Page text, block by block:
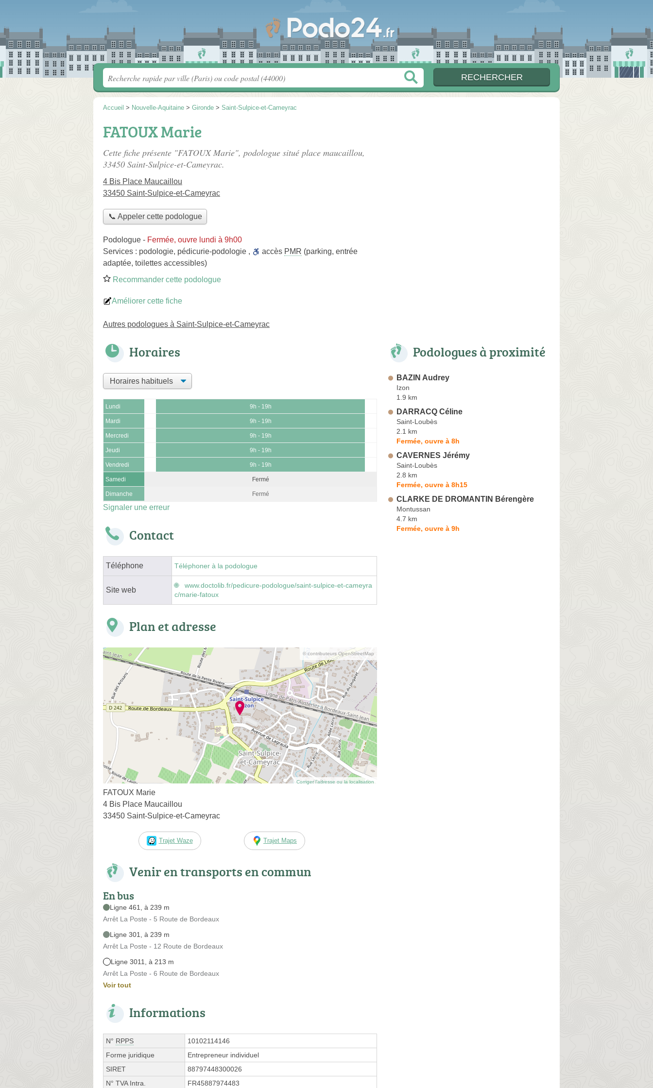
Accueil > Nouvelle-Aquitaine > Gironde > Saint-Sulpice-et-Cameyrac
FATOUX Marie
Cette fiche présente "FATOUX Marie", podologue situé place maucaillou,
33450 Saint-Sulpice-et-Cameyrac.
4 Bis Place Maucaillou
33450 Saint-Sulpice-et-Cameyrac
📞 Appeler cette podologue
Podologue - Fermée, ouvre lundi à 9h00
Services : podologie, pédicurie-podologie , accès PMR (parking, entrée
adaptée, toilettes accessibles)
Recommander cette podologue
Améliorer cette fiche
Autres podologues à Saint-Sulpice-et-Cameyrac
Horaires
Lundi 9h - 19h
Mardi 9h - 19h
Mercredi 9h - 19h
Jeudi 9h - 19h
Vendredi 9h - 19h
Samedi Fermé
Dimanche Fermé
Signaler une erreur
Contact
Téléphone Téléphoner à la podologue
Site web
www.doctolib.fr/pedicure-podologue/saint-sulpice-et-cameyra
c/marie-fatoux
Plan et adresse
© contributeurs OpenStreetMap
Corriger l’adresse ou la localisation
FATOUX Marie
4 Bis Place Maucaillou
33450 Saint-Sulpice-et-Cameyrac
Trajet Waze Trajet Maps
Venir en transports en commun
En bus
Ligne 461, à 239 m
Arrêt La Poste - 5 Route de Bordeaux
Ligne 301, à 239 m
Arrêt La Poste - 12 Route de Bordeaux
Ligne 3011, à 213 m
Arrêt La Poste - 6 Route de Bordeaux
Voir tout
Informations
N° RPPS
10102114146
Forme juridique
Entrepreneur individuel
SIRET
88797448300026
N° TVA Intra.
FR45887974483
Podologues à proximité
BAZIN Audrey
Izon
1.9 km
DARRACQ Céline
Saint-Loubès
2.1 km
Fermée, ouvre à 8h
CAVERNES Jérémy
Saint-Loubès
2.8 km
Fermée, ouvre à 8h15
CLARKE DE DROMANTIN Bérengère
Montussan
4.7 km
Fermée, ouvre à 9h